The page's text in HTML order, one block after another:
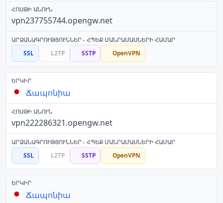
vpn237755744.opengw.net
SSL L2TP SSTP OpenVPN
Ճապոնիա
vpn222286321.opengw.net
SSL L2TP SSTP OpenVPN
Ճապոնիա